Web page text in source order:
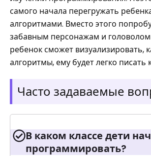
самого начала перегружать
алгоритмами. Вместо этого
забавным персонажам и
ребенок сможет визуализировать,
алгоритмы, ему будет легко писать
Часто задаваемые
В каком классе дети
программировать?